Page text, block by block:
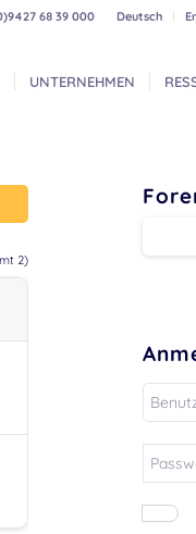
Deutsch
68 39 000
UNTERNEHMEN
2)